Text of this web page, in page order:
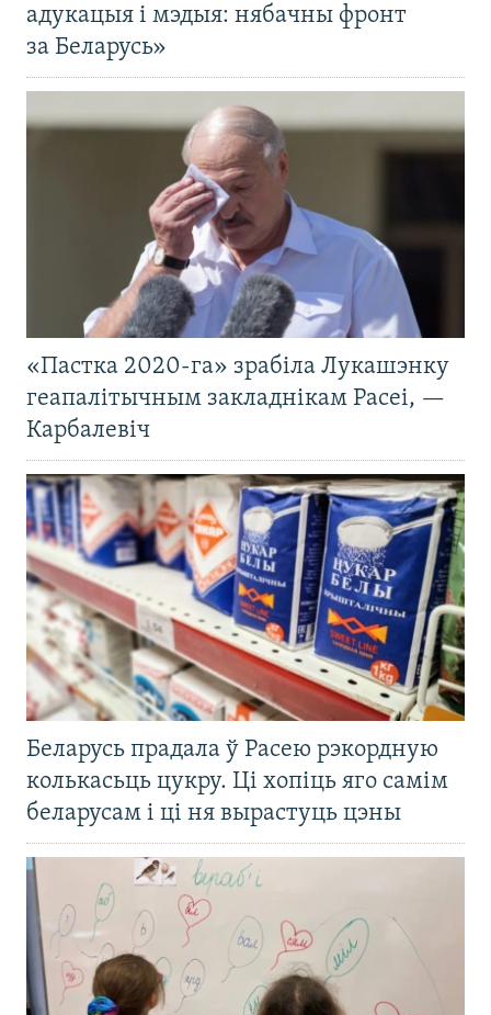
адукацыя і мэдыя: нябачны фронт
за Беларусь»
«Пастка 2020-га» зрабіла Лукашэнку
геапалітычным закладнікам Расеі, —
Карбалевіч
Беларусь прадала ў Расею рэкордную
колькасьць цукру. Ці хопіць яго самім
беларусам і ці ня вырастуць цэны